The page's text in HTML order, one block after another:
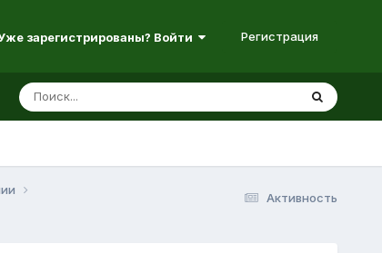
зарегистрированы? Войти Регистрация
Активность